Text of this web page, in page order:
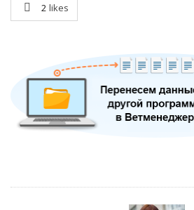
2 likes